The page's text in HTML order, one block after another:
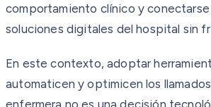
comportamiento clínico y
soluciones digitales del hospital sin
En este contexto, adoptar
automaticen y optimicen los
enfermera no es una decisión